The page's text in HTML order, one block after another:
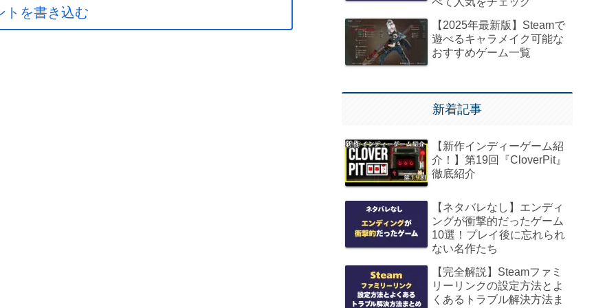
トを書き込む
【2025年最新版】Steamで
遊べるキャラメイク可能な
おすすめゲーム一覧
新着記事
【新作インディーゲーム紹
介！】第19回『CloverPit』
徹底紹介
【ネタバレなし】エンディ
ングが衝撃的だったゲーム
10選！プレイ後に忘れられ
ない名作たち
【完全解説】Steamファミ
リーリンクの設定方法とよ
くあるトラブル解決方法ま